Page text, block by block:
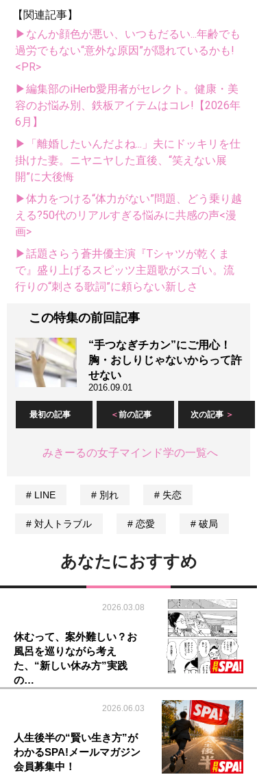
【関連記事】
▶なんか顔色が悪い、いつもだるい...年齢でも
過労でもない“意外な原因”が隠れているかも!
<PR>
▶編集部のiHerb愛用者がセレクト。健康・美
容のお悩み別、鉄板アイテムはコレ!【2026年
6月】
▶「離婚したいんだよね...」夫にドッキリを仕
掛けた妻。ニヤニヤした直後、“笑えない展
開”に大後悔
▶体力をつける“体力がない”問題、どう乗り越
える?50代のリアルすぎる悩みに共感の声<漫
画>
▶話題さらう蒼井優主演『Tシャツが乾くま
で』盛り上げるスピッツ主題歌がスゴい。流
行りの“刺さる歌詞”に頼らない新しさ
この特集の前回記事
“手つなぎチカン”にご用心！
胸・おしりじゃないからって許
せない
2016.09.01
最初の記事 前の記事 次の記事
みきーるの女子マインド学の一覧へ
LINE 別れ 失恋
対人トラブル 恋愛 破局
あなたにおすすめ
2026.03.08
休むって、案外難しい？お
風呂を巡りながら考え
た、“新しい休み方”実践
の…
2026.06.03
人生後半の“賢い生き方”が
わかるSPA!メールマガジン
会員募集中！